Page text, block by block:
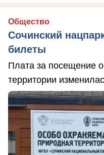
Общество
Сочинский
билеты
Плата за посещение
территории